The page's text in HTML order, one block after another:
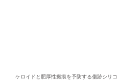
ケロイドと肥厚性瘢痕を予防する傷跡シリコ